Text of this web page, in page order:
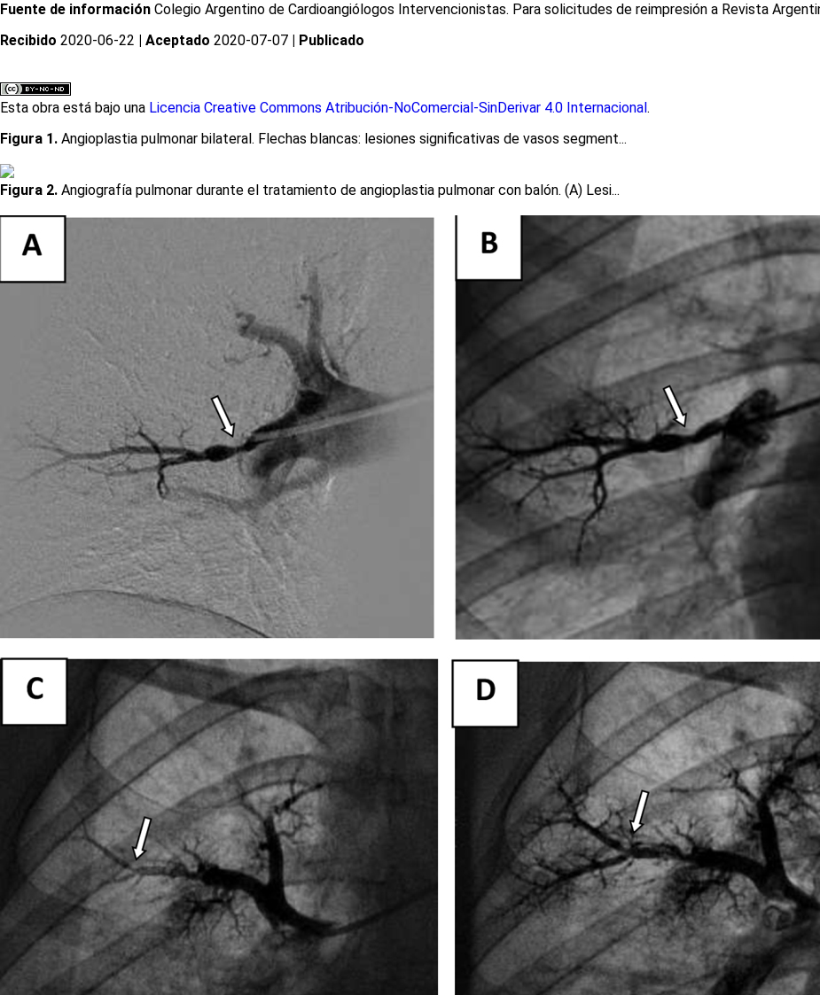
Fuente de información Colegio Argentino de Cardioangiólogos Intervencionistas. Para solicitudes de reimpresión a Revista
Recibido 2020-06-22 | Aceptado 2020-07-07 | Publicado
Esta obra está bajo una Licencia Creative Commons Atribución-NoComercial-SinDerivar 4.0 Internacional.
Figura 1. Angioplastia pulmonar bilateral. Flechas blancas: lesiones significativas de vasos segment...
Figura 2. Angiografía pulmonar durante el tratamiento de angioplastia pulmonar con balón. (A) Lesi...